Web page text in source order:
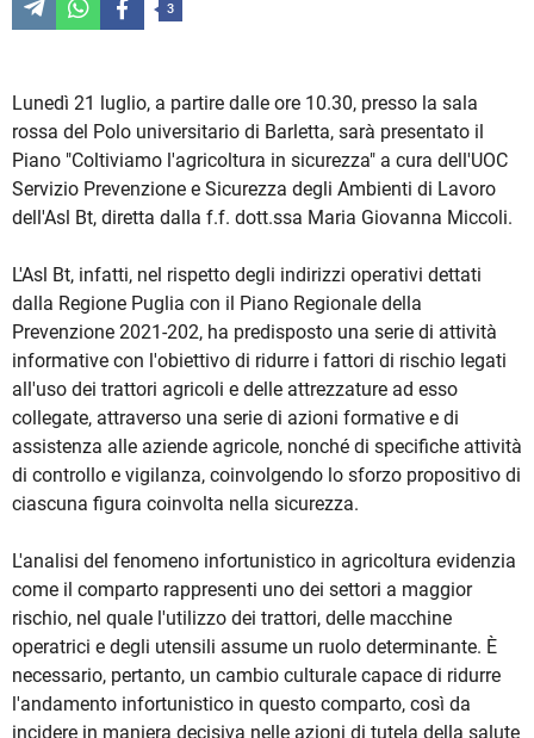
3
Lunedì 21 luglio, a partire dalle ore 10.30, presso la sala
rossa del Polo universitario di Barletta, sarà presentato il
Piano "Coltiviamo l'agricoltura in sicurezza" a cura dell'UOC
Servizio Prevenzione e Sicurezza degli Ambienti di Lavoro
dell'Asl Bt, diretta dalla f.f. dott.ssa Maria Giovanna Miccoli.
L'Asl Bt, infatti, nel rispetto degli indirizzi operativi dettati
dalla Regione Puglia con il Piano Regionale della
Prevenzione 2021-202, ha predisposto una serie di attività
informative con l'obiettivo di ridurre i fattori di rischio legati
all'uso dei trattori agricoli e delle attrezzature ad esso
collegate, attraverso una serie di azioni formative e di
assistenza alle aziende agricole, nonché di specifiche attività
di controllo e vigilanza, coinvolgendo lo sforzo propositivo di
ciascuna figura coinvolta nella sicurezza.
L'analisi del fenomeno infortunistico in agricoltura evidenzia
come il comparto rappresenti uno dei settori a maggior
rischio, nel quale l'utilizzo dei trattori, delle macchine
operatrici e degli utensili assume un ruolo determinante. È
necessario, pertanto, un cambio culturale capace di ridurre
l'andamento infortunistico in questo comparto, così da
incidere in maniera decisiva nelle azioni di tutela della salute